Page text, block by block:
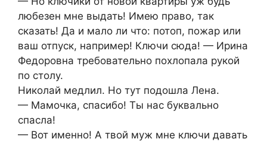
любезен мне выдать! Имею право, так
сказать! Да и мало ли что: потоп, пожар или
ваш отпуск, например! Ключи сюда! — Ирина
Федоровна требовательно похлопала рукой
по столу.
Николай медлил. Но тут подошла Лена.
— Мамочка, спасибо! Ты нас буквально
спасла!
— Вот именно! А твой муж мне ключи давать